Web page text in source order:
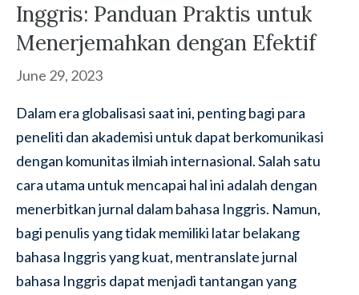
Inggris: Panduan Praktis untuk
Menerjemahkan dengan Efektif
June 29, 2023
Dalam era globalisasi saat ini, penting bagi para
peneliti dan akademisi untuk dapat berkomunikasi
dengan komunitas ilmiah internasional. Salah satu
cara utama untuk mencapai hal ini adalah dengan
menerbitkan jurnal dalam bahasa Inggris. Namun,
bagi penulis yang tidak memiliki latar belakang
bahasa Inggris yang kuat, mentranslate jurnal
bahasa Inggris dapat menjadi tantangan yang